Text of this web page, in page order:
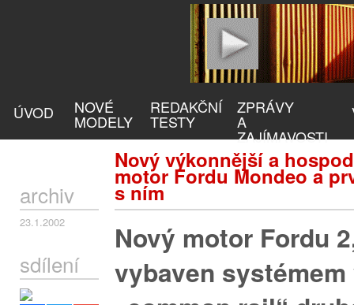
ÚVOD NOVÉ
MODELY
REDAKČNÍ
TESTY
ZPRÁVY
A
ZAJÍMAVOSTI
Nový výkonnější a
motor Fordu Mondeo a
s ním
archiv
23.1.2002
sdílení
Nový motor Fordu
vybaven